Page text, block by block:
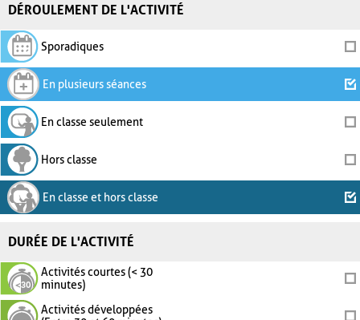
DÉROULEMENT DE L'ACTIVITÉ
Sporadiques
En plusieurs séances
En classe seulement
Hors classe
En classe et hors classe
DURÉE DE L'ACTIVITÉ
Activités courtes (< 30
minutes)
Activités développées